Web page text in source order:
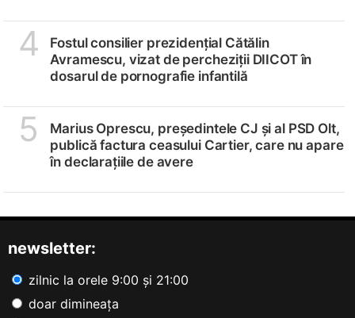
4
Fostul consilier prezidențial Cătălin
Avramescu, vizat de percheziții DIICOT în
dosarul de pornografie infantilă
5
Marius Oprescu, președintele CJ și al PSD Olt,
publică factura ceasului Cartier, care nu apare
în declarațiile de avere
newsletter:
zilnic la orele 9:00 și 21:00
doar dimineața